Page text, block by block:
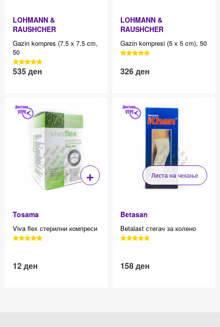
LOHMANN &
RAUSHCHER
Gazin kompres (7.5 x 7.5 cm,
50
3040 Reviews, 4.7 average
star rating
Effective price 12.83
535ден
LOHMANN &
RAUSHCHER
Gazin kompresi (5 x 5 cm), 50
3040 Reviews, 4.7 average
Effective price 12.83
326ден
+
Tosama
Viva flex стерилни компреси
3040 Reviews, 4.7 average
Effective price 12.83
12ден
Листа на чекање
Betasan
Betalast стегач за колено
3040 Reviews, 4.7 average
Effective price 12.83
158ден